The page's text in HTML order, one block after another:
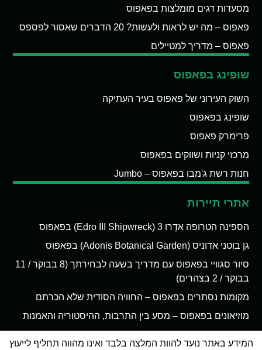
מסעדות דגים מומלצות בפאפוס
פאפוס – מה יש לראות ולעשות? 20 הדברים שאסור לפספס
פאפוס – מדריך למטיילים
שופינג בפאפוס
השוק העירוני של פאפוס בעיר העתיקה
שופינג בפאפוס
פרימרק פאפוס
מרכזי קניות ושווקים בפאפוס
חנות רשת ג'מבו בפאפוס – Jumbo
אתרי תיירות
הספינה הטרופה אדְרו 3 (Edro III Shipwreck) בפאפוס
גן בוטני אדוניס (Adonis Botanical Garden) בפאפוס
סיור סגוויי בפאפוס עם מדריך בשעה לבחירתך (8 בבוקר / 11
בבוקר / 2 בצהרים)
מקומות נסתרים בפאפוס – החוויה הסודית שלא הכרתם
מוזיאונים בפאפוס – מסע בין התרבות, ההיסטוריה והאמנות
המידע באתר נועד להוות המלצה בלבד ואינו מהווה תחליף לייעוץ